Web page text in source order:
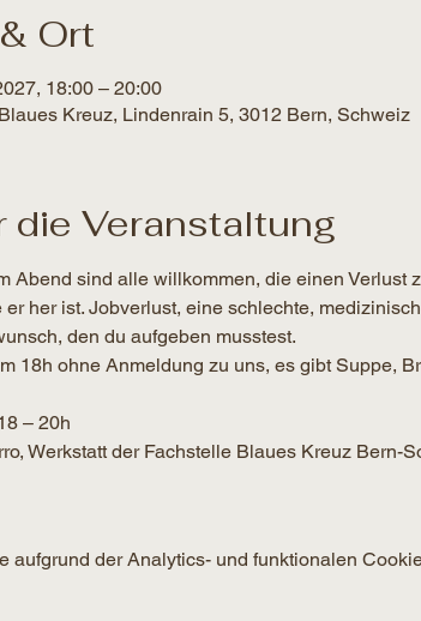
Ort
18:00 – 20:00
Kreuz, Lindenrain 5, 3012 Bern, Schweiz
die Veranstaltung
Abend sind alle willkommen, die einen Verlust
er her ist. Jobverlust, eine schlechte,
den du aufgeben musstest.
18h ohne Anmeldung zu uns, es gibt Suppe,
– 20h​
Werkstatt der Fachstelle Blaues Kreuz Bern-
aufgrund der Analytics- und funktionalen